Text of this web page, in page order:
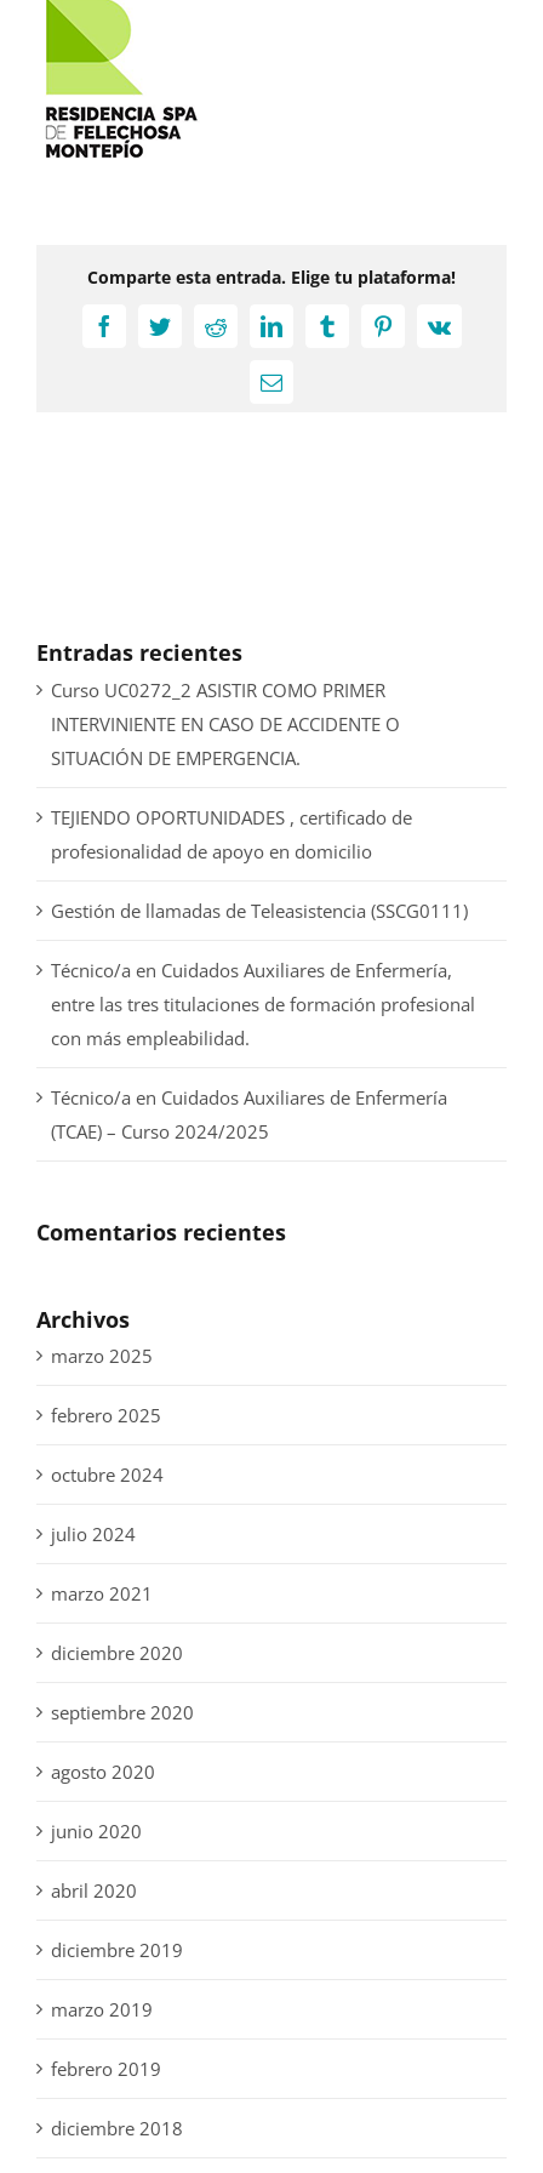
Comparte esta entrada. Elige tu plataforma!
FacebookTwitterRedditLinkedInTumblrPinterest
Vk
Correo
Entradas recientes
Curso UC0272_2 ASISTIR COMO PRIMER
INTERVINIENTE EN CASO DE ACCIDENTE O
SITUACIÓN DE EMPERGENCIA.
TEJIENDO OPORTUNIDADES , certificado de
profesionalidad de apoyo en domicilio
Gestión de llamadas de Teleasistencia (SSCG0111)
Técnico/a en Cuidados Auxiliares de Enfermería,
entre las tres titulaciones de formación profesional
con más empleabilidad.
Técnico/a en Cuidados Auxiliares de Enfermería
(TCAE) – Curso 2024/2025
Comentarios recientes
Archivos
marzo 2025
febrero 2025
octubre 2024
julio 2024
marzo 2021
diciembre 2020
septiembre 2020
agosto 2020
junio 2020
abril 2020
diciembre 2019
marzo 2019
febrero 2019
diciembre 2018